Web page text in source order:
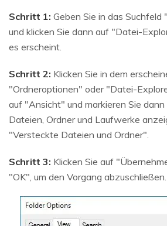
Schritt 1: Geben Sie in das
und klicken Sie dann auf "Datei-
es erscheint.
Schritt 2: Klicken Sie in dem
"Ordneroptionen" oder "Datei-
auf "Ansicht" und markieren Sie
Dateien, Ordner und Laufwerke
"Versteckte Dateien und Ordner".
Schritt 3: Klicken Sie auf
"OK", um den Vorgang abzuschließen.